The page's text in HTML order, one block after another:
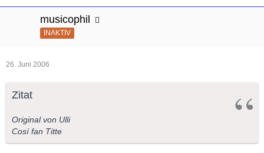
musicophil
INAKTIV
26. Juni 2006
Zitat
Original von Ulli
Cosí fan Titte